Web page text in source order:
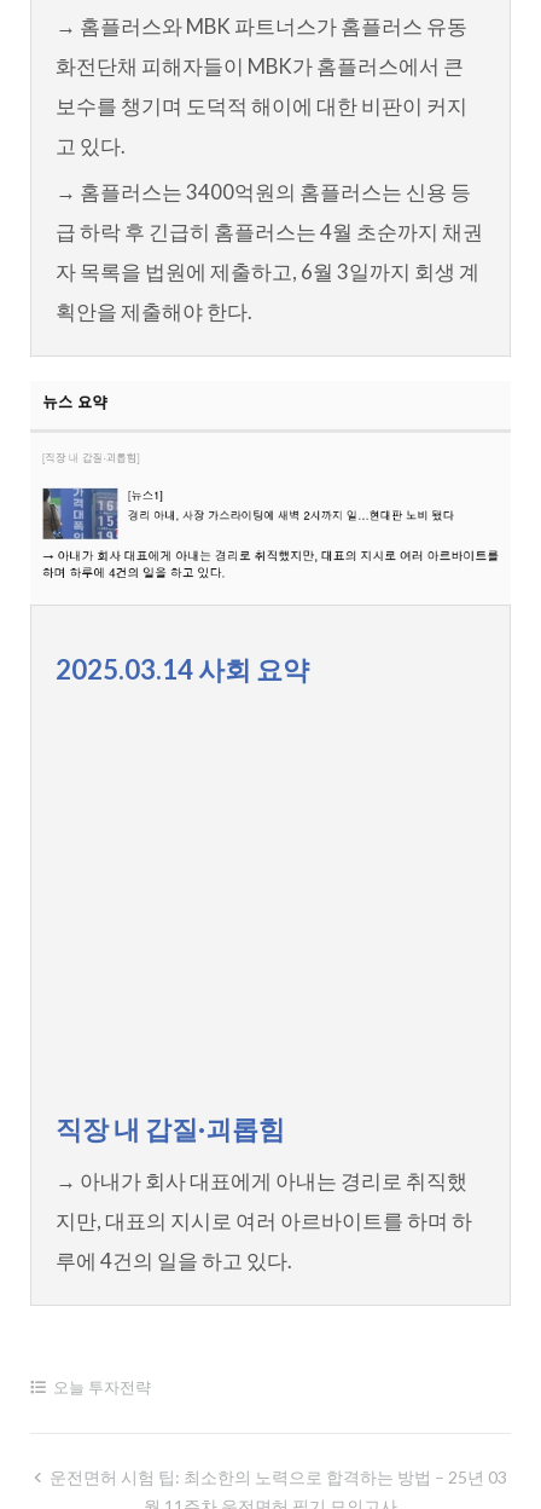
→ 홈플러스와 MBK 파트너스가 홈플러스 유동
화전단채 피해자들이 MBK가 홈플러스에서 큰
보수를 챙기며 도덕적 해이에 대한 비판이 커지
고 있다.
→ 홈플러스는 3400억원의 홈플러스는 신용 등
급 하락 후 긴급히 홈플러스는 4월 초순까지 채권
자 목록을 법원에 제출하고, 6월 3일까지 회생 계
획안을 제출해야 한다.
2025.03.14 사회 요약
직장 내 갑질·괴롭힘
→ 아내가 회사 대표에게 아내는 경리로 취직했
지만, 대표의 지시로 여러 아르바이트를 하며 하
루에 4건의 일을 하고 있다.
오늘 투자전략
글운전면허 시험 팁: 최소한의 노력으로 합격하는 방법 – 25년 03